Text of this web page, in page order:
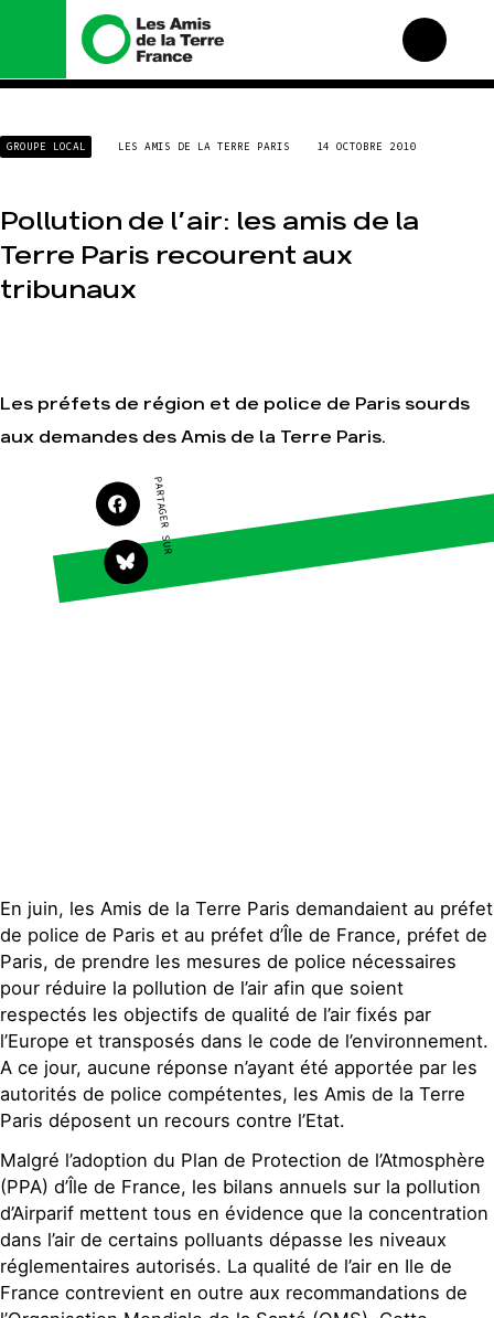
Nous connaître
Histoire
Missions et méthodes
Valeurs
Équipes et
Je soutiens les Amis de
la Terre
Gaz « naturel », le grand
enfumage
Mode : une tendance
Faire un don
S'engager sur le terrain
Agir au quotidien
Soutenir les campagnes
Climat – Énergie
Agriculture
GROUPE LOCAL LES AMIS DE LA TERRE PARIS 14 OCTOBRE 2010
Pollution de l’air: les amis de la
Terre Paris recourent aux
tribunaux
Les préfets de région et de police de Paris sourds
aux demandes des Amis de la Terre Paris.
PARTAGER SUR
En juin, les Amis de la Terre Paris demandaient au préfet
de police de Paris et au préfet d’Île de France, préfet de
Paris, de prendre les mesures de police nécessaires
pour réduire la pollution de l’air afin que soient
respectés les objectifs de qualité de l’air fixés par
l’Europe et transposés dans le code de l’environnement.
A ce jour, aucune réponse n’ayant été apportée par les
autorités de police compétentes, les Amis de la Terre
Paris déposent un recours contre l’Etat.
Malgré l’adoption du Plan de Protection de l’Atmosphère
(PPA) d’Île de France, les bilans annuels sur la pollution
d’Airparif mettent tous en évidence que la concentration
dans l’air de certains polluants dépasse les niveaux
réglementaires autorisés. La qualité de l’air en Ile de
France contrevient en outre aux recommandations de